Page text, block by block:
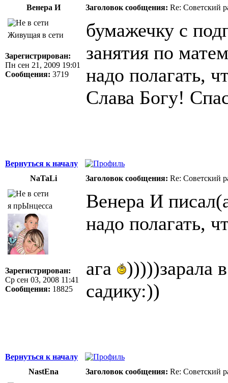
Венера И
Заголовок сообщения: Re: Советский
Живущая в сети
Зарегистрирован:
Пн сен 21, 2009 19:01
Сообщения: 3719
бумажечку с
занятия по
надо полагать,
Слава Богу!
Вернуться к началу
NaTaLi
Заголовок сообщения: Re: Советский
я прЫнцесса
Зарегистрирован:
Ср сен 03, 2008 11:41
Сообщения: 18825
Венера И
надо полагать,
ага
)))))зарала
садику:))
Вернуться к началу
NastEna
Заголовок сообщения: Re: Советский